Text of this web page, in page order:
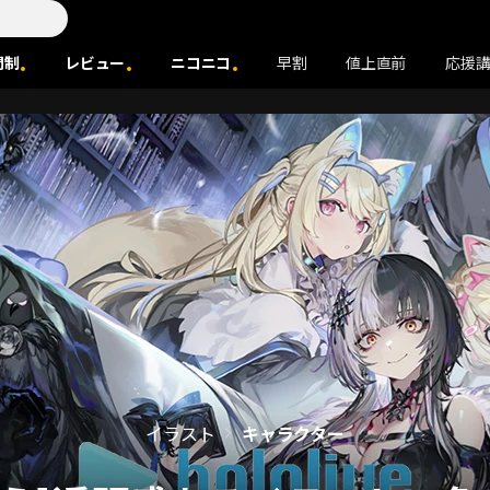
制 レビュー ニコニコ 早割 値上直前 応援
イラスト キャラクター